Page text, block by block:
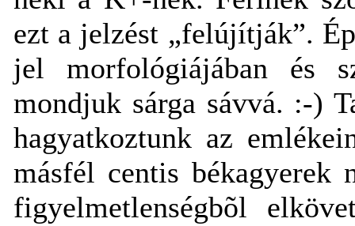
ezt a jelzést „felújítják”.
jel morfológiájában és
mondjuk sárga sávvá. :-)
hagyatkoztunk az
másfél centis békagyerek
figyelmetlenségbõl